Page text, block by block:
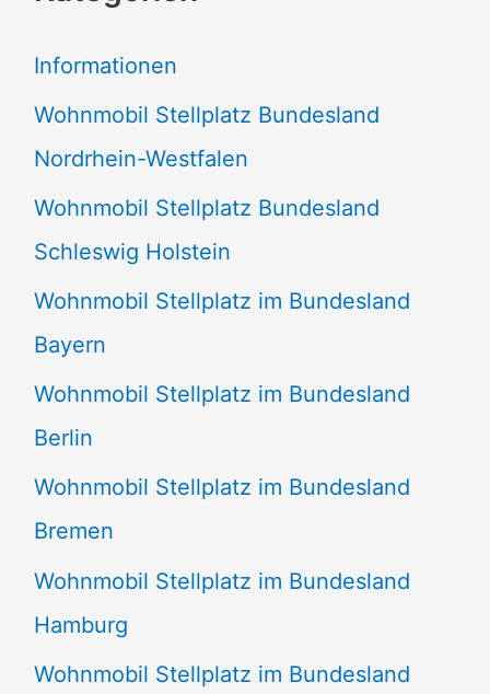
n
n
a
c
h
:
Informationen
Wohnmobil Stellplatz Bundesland
Nordrhein-Westfalen
Wohnmobil Stellplatz Bundesland
Schleswig Holstein
Wohnmobil Stellplatz im Bundesland
Bayern
Wohnmobil Stellplatz im Bundesland
Berlin
Wohnmobil Stellplatz im Bundesland
Bremen
Wohnmobil Stellplatz im Bundesland
Hamburg
Wohnmobil Stellplatz im Bundesland